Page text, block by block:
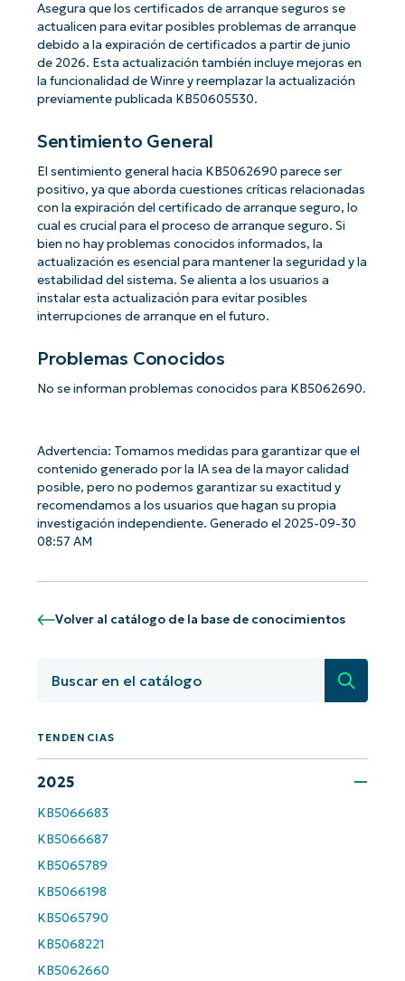
Asegura que los certificados de arranque seguros se
actualicen para evitar posibles problemas de arranque
debido a la expiración de certificados a partir de junio
de 2026. Esta actualización también incluye mejoras en
la funcionalidad de Winre y reemplazar la actualización
previamente publicada KB50605530.
Sentimiento General
El sentimiento general hacia KB5062690 parece ser
positivo, ya que aborda cuestiones críticas relacionadas
con la expiración del certificado de arranque seguro, lo
cual es crucial para el proceso de arranque seguro. Si
bien no hay problemas conocidos informados, la
actualización es esencial para mantener la seguridad y la
estabilidad del sistema. Se alienta a los usuarios a
instalar esta actualización para evitar posibles
interrupciones de arranque en el futuro.
Problemas Conocidos
No se informan problemas conocidos para KB5062690.
Advertencia: Tomamos medidas para garantizar que el
contenido generado por la IA sea de la mayor calidad
posible, pero no podemos garantizar su exactitud y
recomendamos a los usuarios que hagan su propia
investigación independiente. Generado el 2025-09-30
08:57 AM
Volver al catálogo de la base de conocimientos
TENDENCIAS
2025
KB5066683
KB5066687
KB5065789
KB5066198
KB5065790
KB5068221
KB5062660
¡Empiece con los análisis de KB
basados en IA de NinjaOne!
First
last
name*
email*
Phone